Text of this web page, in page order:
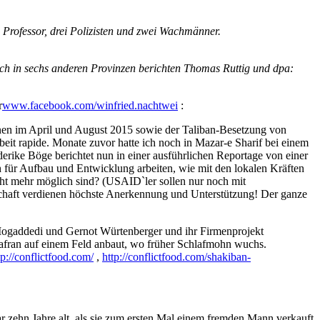
drei Polizisten und zwei Wachmänner.
in sechs anderen Provinzen berichten Thomas Ruttig und dpa:
www.facebook.com/winfried.nachtwei :
im April und August 2015 sowie der Taliban-Besetzung von
rapide. Monate zuvor hatte ich noch in Mazar-e Sharif bei einem
Böge berichtet nun in einer ausführlichen Reportage von einer
Aufbau und Entwicklung arbeiten, wie mit den lokalen Kräften
mehr möglich sind? (USAID`ler sollen nur noch mit
verdienen höchste Anerkennung und Unterstützung! Der ganze
und Gernot Würtenberger und ihr Firmenprojekt
auf einem Feld anbaut, wo früher Schlafmohn wuchs.
conflictfood.com/, http://conflictfood.com/shakiban-